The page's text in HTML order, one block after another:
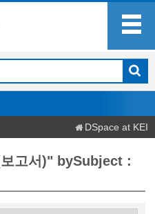
DSpace at KEI
고서)" bySubject :